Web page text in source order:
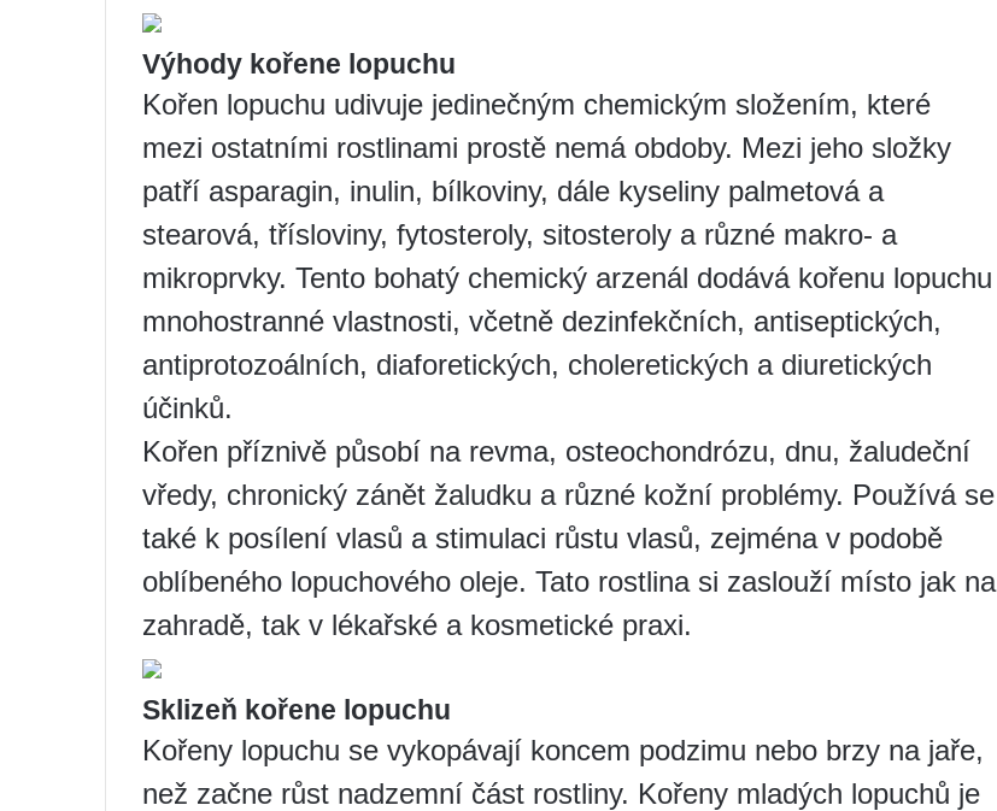
Výhody kořene lopuchu
Kořen lopuchu udivuje jedinečným chemickým složením, které
mezi ostatními rostlinami prostě nemá obdoby. Mezi jeho složky
patří asparagin, inulin, bílkoviny, dále kyseliny palmetová a
stearová, třísloviny, fytosteroly, sitosteroly a různé makro- a
mikroprvky. Tento bohatý chemický arzenál dodává kořenu lopuchu
mnohostranné vlastnosti, včetně dezinfekčních, antiseptických,
antiprotozoálních, diaforetických, choleretických a diuretických
účinků.
Kořen příznivě působí na revma, osteochondrózu, dnu, žaludeční
vředy, chronický zánět žaludku a různé kožní problémy. Používá se
také k posílení vlasů a stimulaci růstu vlasů, zejména v podobě
oblíbeného lopuchového oleje. Tato rostlina si zaslouží místo jak na
zahradě, tak v lékařské a kosmetické praxi.
Sklizeň kořene lopuchu
Kořeny lopuchu se vykopávají koncem podzimu nebo brzy na jaře,
než začne růst nadzemní část rostliny. Kořeny mladých lopuchů je